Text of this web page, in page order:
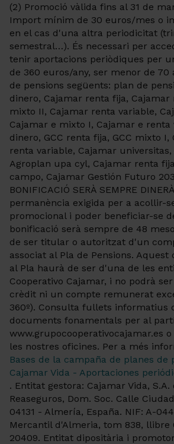
(2) Promoció vàlida fins al 31 de
Import mínim de 30 euros/mes o
en el cas d'una altra periodicitat
semestral…). És necessari per
tenir aportacions periòdiques per
de 360 euros/any, ser menor de 70
de pensions següents: plan de
dinero, Cajamar renta fija, Cajamar
mixto II, Cajamar renta variable,
Cajamar e mixto I, Cajamar e renta
dinero, GCC renta fija, GCC mixto I,
renta variable, Cajamar
Agroplan upa cyl, Cajamar renta
campo, Cajamar Gestión Futuro
BONIFICACIÓ SERÀ SEMPRE
permanència exigida per a acollir-
promocional i poder beneficiar-se
bonificació serà sempre de 48
de ser titular o autoritzat d'un
associat al Pla de Pensions.
al Pla haurà de ser d'una de les
Cooperativo Cajamar, i no podrà
crèdit ni un compte remunerat
360º). Consulta fullets informatius
documents fonamentals per al
www.grupocooperativocajamar.es
les nostres oficines. Per a més
Bases de la campaña de planes de
Cajamar Vida - Aportaciones
. Entitat gestora: Cajamar Vida, S.A.
Reaseguros, Dom. Soc. Calle
04131 - Almería, España. NIF: A-
Mercantil d'Almeria, tom 838, llibre
20409. Entitat dipositària i